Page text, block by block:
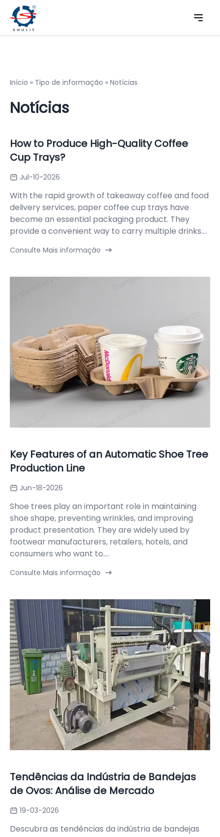
Início » Tipo de informação » Notícias
Notícias
How to Produce High-Quality Coffee
Cup Trays?
Jul-10-2026
With the rapid growth of takeaway coffee and food
delivery services, paper coffee cup trays have
become an essential packaging product. They
provide a convenient way to carry multiple drinks....
Consulte Mais informação
Key Features of an Automatic Shoe Tree
Production Line
Jun-18-2026
Shoe trees play an important role in maintaining
shoe shape, preventing wrinkles, and improving
product presentation. They are widely used by
footwear manufacturers, retailers, hotels, and
consumers who want to....
Consulte Mais informação
Tendências da Indústria de Bandejas
de Ovos: Análise de Mercado
19-03-2026
Descubra as tendências da indústria de bandejas